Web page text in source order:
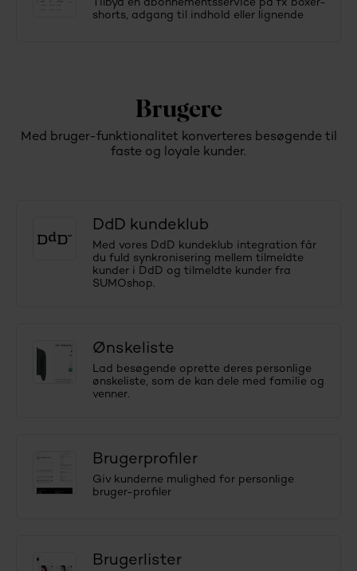
Tilbyd en abonnementsservice på fx boxer-
shorts, adgang til indhold eller lignende
Brugere
Med bruger-funktionalitet konverteres besøgende til
faste og loyale kunder.
DdD kundeklub
Med vores DdD kundeklub integration får
du fuld synkronisering mellem tilmeldte
kunder i DdD og tilmeldte kunder fra
SUMOshop.
Ønskeliste
Lad besøgende oprette deres personlige
ønskeliste, som de kan dele med familie og
venner.
Brugerprofiler
Giv kunderne mulighed for personlige
bruger-profiler
Brugerlister